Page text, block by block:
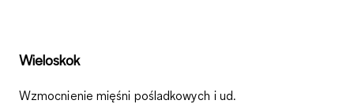
Wieloskok
Wzmocnienie mięśni pośladkowych i ud.